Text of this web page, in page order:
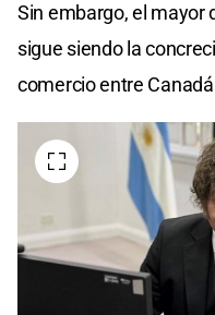
Sin embargo, el mayor
sigue siendo la
comercio entre